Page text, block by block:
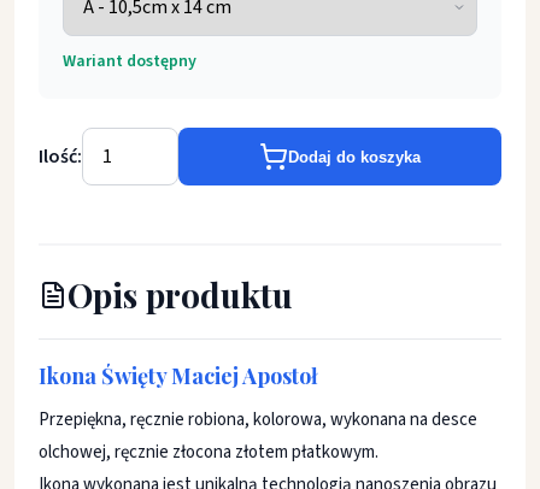
Wariant dostępny
Ilość: Dodaj do koszyka
Opis produktu
Ikona Święty Maciej Apostoł
Przepiękna, ręcznie robiona, kolorowa, wykonana na desce
olchowej, ręcznie złocona złotem płatkowym.